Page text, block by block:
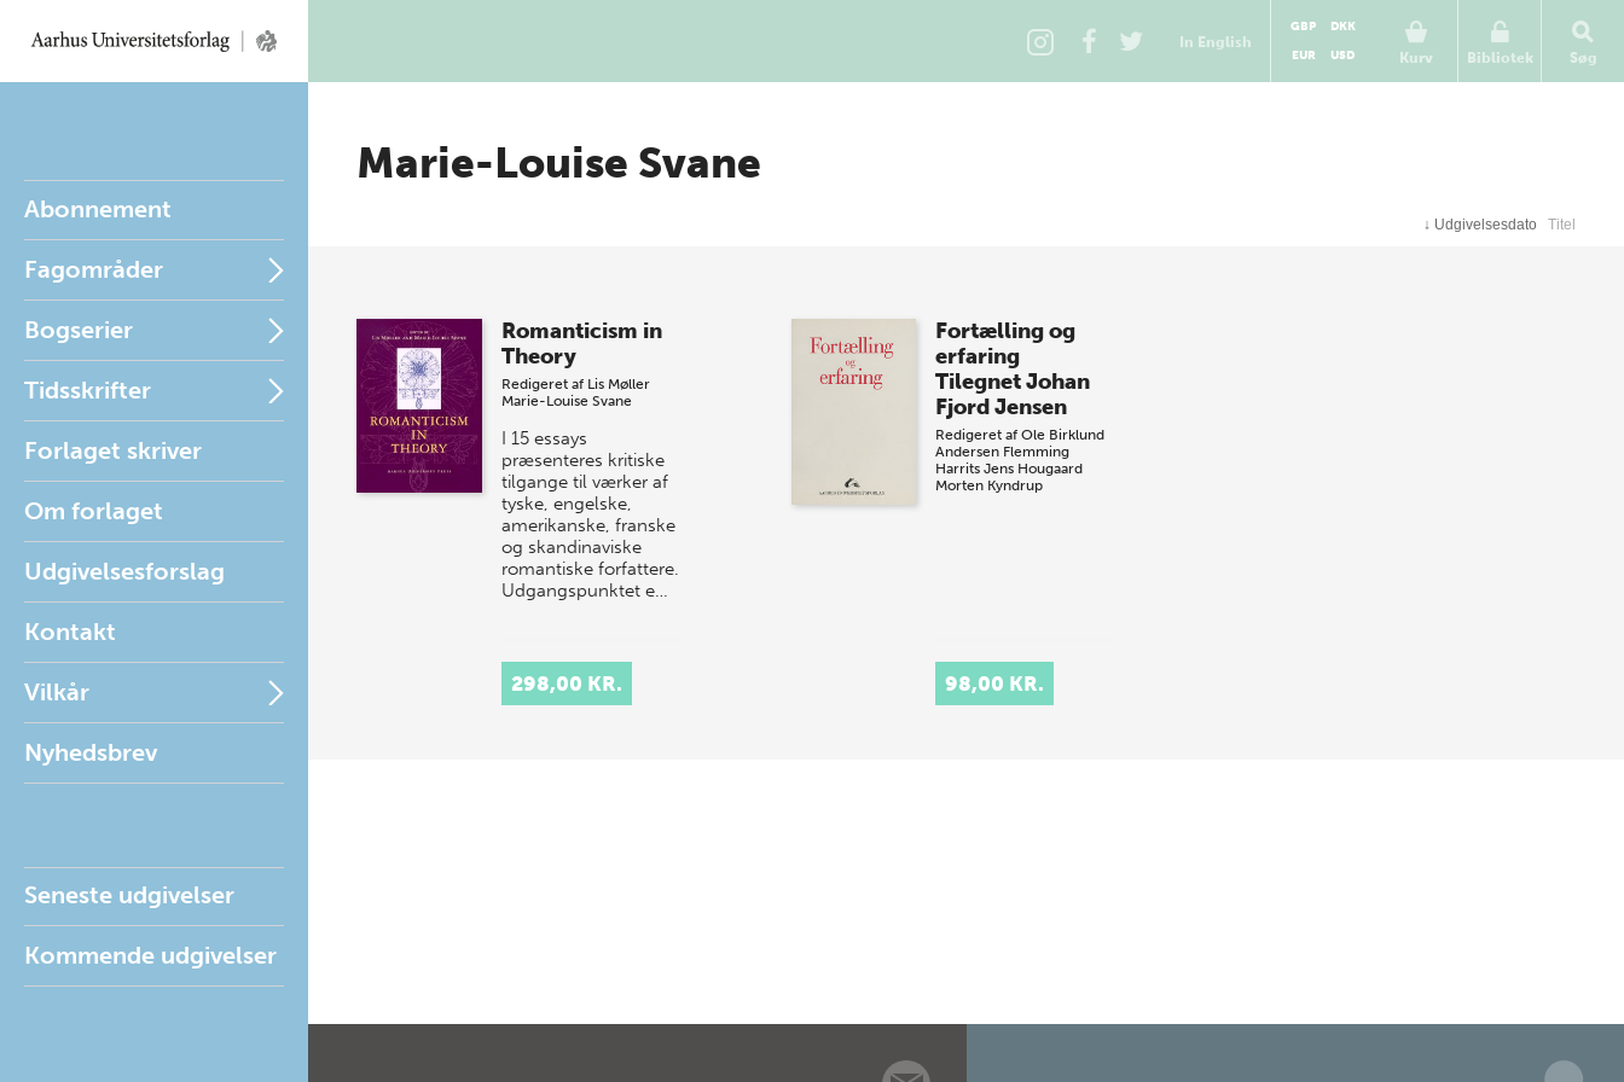
In English
Kurv
GBP
DKK
EUR
USD Bibliotek Søg
Abonnement
Fagområder
Bogserier
Tidsskrifter
Forlaget skriver
Om forlaget
Udgivelsesforslag
Kontakt
Vilkår
Nyhedsbrev
Seneste udgivelser
Kommende udgivelser
Marie-Louise Svane
↓ Udgivelsesdato Titel
Romanticism in
Theory
Redigeret af Lis Møller
Marie-Louise Svane
I 15 essays
præsenteres kritiske
tilgange til værker af
tyske, engelske,
amerikanske, franske
og skandinaviske
romantiske forfattere.
Udgangspunktet e…
298,00 KR.
Fortælling og
erfaring
Tilegnet Johan
Fjord Jensen
Redigeret af Ole Birklund
Andersen Flemming
Harrits Jens Hougaard
Morten Kyndrup
98,00 KR.